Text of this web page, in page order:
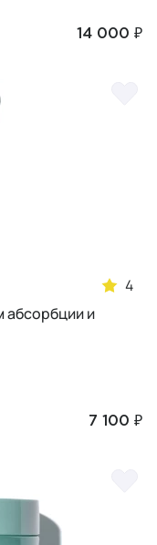
14 000 ₽
4
и
7 100 ₽